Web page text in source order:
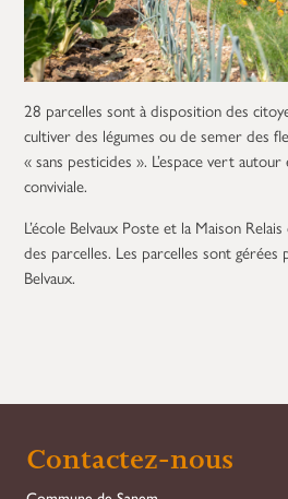
28 parcelles sont à disposition des
cultiver des légumes ou de semer des
« sans pesticides ». L’espace vert
conviviale.
L’école Belvaux Poste et la Maison
des parcelles. Les parcelles sont
Belvaux.
Contactez-nous